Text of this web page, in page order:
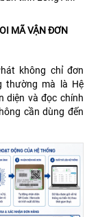
MÃ VẬN ĐƠN
không chỉ đơn
thường mà là Hệ
diện và đọc chính
cần dùng đến